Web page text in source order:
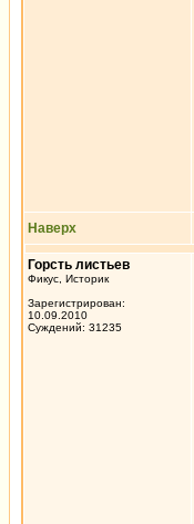
Наверх
Горсть листьев
Фикус, Историк
Зарегистрирован:
10.09.2010
Суждений: 31235